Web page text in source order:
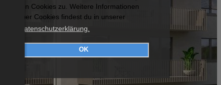
von Cookies zu. Weitere Informationen
über Cookies findest du in unserer
Datenschutzerklärung.
OK